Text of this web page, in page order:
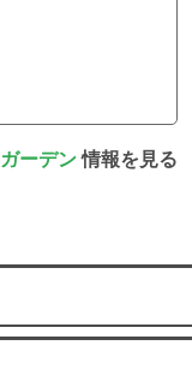
ーデン情報を見る